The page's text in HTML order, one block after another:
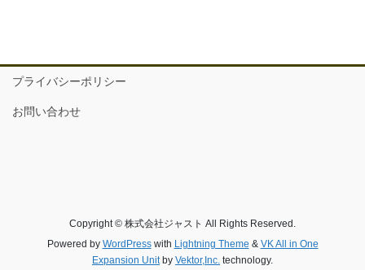
プライバシーポリシー
お問い合わせ
Copyright © 株式会社ジャスト All Rights Reserved.
Powered by WordPresswith Lightning Theme & VK All in One
Expansion Unitby Vektor,Inc. technology.